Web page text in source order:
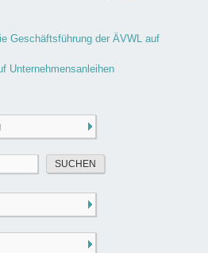
Geschäftsführung der ÄVWL auf
Unternehmensanleihen